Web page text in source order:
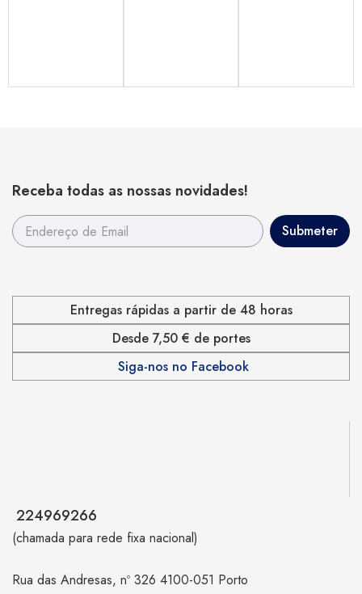
Receba todas as nossas novidades!
Entregas rápidas a partir de 48 horas
Desde 7,50 € de portes
Siga-nos no Facebook
224969266
(chamada para rede fixa nacional)
Rua das Andresas, nº 326 4100-051 Porto